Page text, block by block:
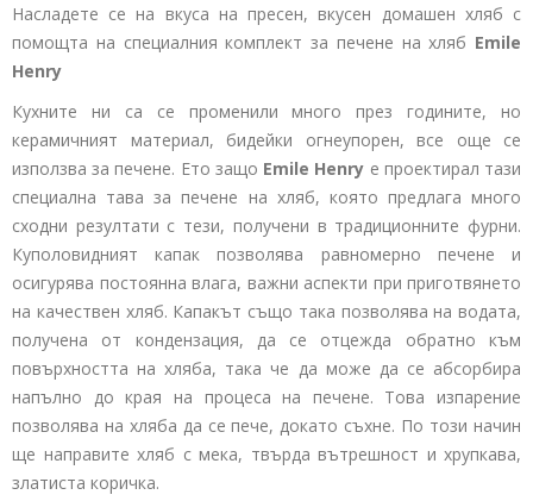
Насладете се на вкуса на пресен, вкусен домашен хляб с
помощта на специалния комплект за печене на хляб Emile
Henry
Кухните ни са се променили много през годините, но
керамичният материал, бидейки огнеупорен, все още се
използва за печене. Ето защо Emile Henry е проектирал тази
специална тава за печене на хляб, която предлага много
сходни резултати с тези, получени в традиционните фурни.
Куполовидният капак позволява равномерно печене и
осигурява постоянна влага, важни аспекти при приготвянето
на качествен хляб. Капакът също така позволява на водата,
получена от кондензация, да се отцежда обратно към
повърхността на хляба, така че да може да се абсорбира
напълно до края на процеса на печене. Това изпарение
позволява на хляба да се пече, докато съхне. По този начин
ще направите хляб с мека, твърда вътрешност и хрупкава,
златиста коричка.